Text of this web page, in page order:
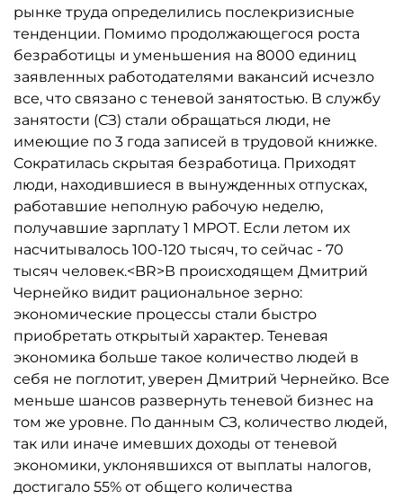
рынке труда определились послекризисные
тенденции. Помимо продолжающегося роста
безработицы и уменьшения на 8000 единиц
заявленных работодателями вакансий исчезло
все, что связано с теневой занятостью. В службу
занятости (СЗ) стали обращаться люди, не
имеющие по 3 года записей в трудовой книжке.
Сократилась скрытая безработица. Приходят
люди, находившиеся в вынужденных отпусках,
работавшие неполную рабочую неделю,
получавшие зарплату 1 МРОТ. Если летом их
насчитывалось 100-120 тысяч, то сейчас - 70
тысяч человек.<BR>В происходящем Дмитрий
Чернейко видит рациональное зерно:
экономические процессы стали быстро
приобретать открытый характер. Теневая
экономика больше такое количество людей в
себя не поглотит, уверен Дмитрий Чернейко. Все
меньше шансов развернуть теневой бизнес на
том же уровне. По данным СЗ, количество людей,
так или иначе имевших доходы от теневой
экономики, уклонявшихся от выплаты налогов,
достигало 55% от общего количества